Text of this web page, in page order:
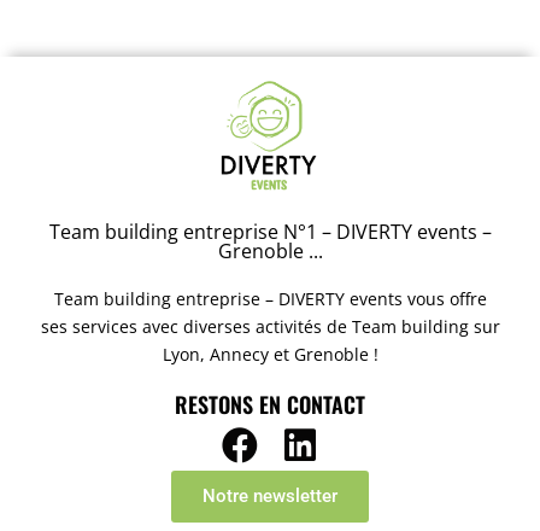
Team building entreprise N°1 – DIVERTY events –
Grenoble ...
Team building entreprise – DIVERTY events vous offre
ses services avec diverses activités de Team building sur
Lyon, Annecy et Grenoble !
RESTONS EN CONTACT
Notre newsletter